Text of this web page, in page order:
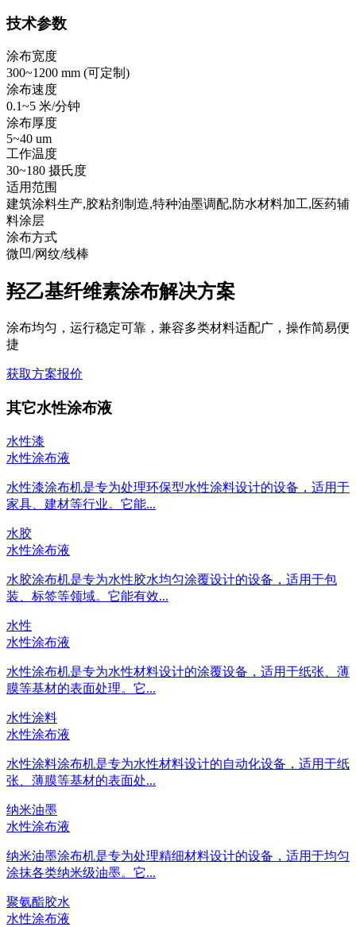
技术参数
涂布宽度
300~1200 mm (可定制 )
涂布速度
0.1~5 米/分钟
涂布厚度
5~40 um
工作温度
30~180 摄氏度
适用范围
建筑涂料生产,胶粘剂制造,特种油墨调配,防水材料加工,医药辅
料涂层
涂布方式
微凹/网纹/线棒
羟乙基纤维素涂布解决方案
涂布均匀，运行稳定可靠，兼容多类材料适配广，操作简易便
捷
获取方案报价
其它水性涂布液
水性漆
水性涂布液
水性漆涂布机是专为处理环保型水性涂料设计的设备，适用于
家具、建材等行业。它能...
水胶
水性涂布液
水胶涂布机是专为水性胶水均匀涂覆设计的设备，适用于包
装、标签等领域。它能有效...
水性
水性涂布液
水性涂布机是专为水性材料设计的涂覆设备，适用于纸张、薄
膜等基材的表面处理。它...
水性涂料
水性涂布液
水性涂料涂布机是专为水性材料设计的自动化设备，适用于纸
张、薄膜等基材的表面处...
纳米油墨
水性涂布液
纳米油墨涂布机是专为处理精细材料设计的设备，适用于均匀
涂抹各类纳米级油墨。它...
聚氨酯胶水
水性涂布液